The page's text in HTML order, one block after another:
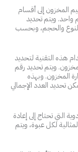
المخزون إلى أقسام
واحد. ويتم تحديد
والحجم، وبحسب
هذه التقنية لتحديد
ويتم تحديد رقم
المخزون. وبهذه
تحديد العدد الإجمالي
التي تحتاج إلى إعادة
لكل عبوة، ويتم